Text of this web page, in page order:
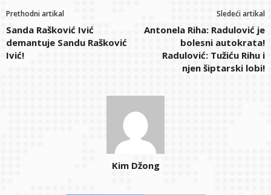
Prethodni artikal
Sanda Rašković Ivić
demantuje Sandu Rašković
Ivić!
Sledeći artikal
Antonela Riha: Radulović je
bolesni autokrata!
Radulović: Tužiću Rihu i
njen šiptarski lobi!
Kim Džong